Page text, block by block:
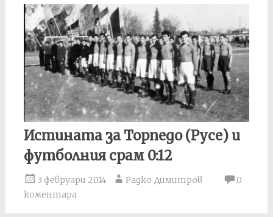
Истината за Торпедо (Русе) и
футболния срам 0:12
3 февруари 2014 Радко Димитров
0
коментара